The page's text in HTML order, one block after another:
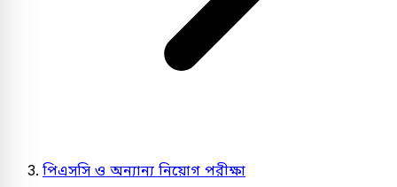
পিএসসি ও অন্যান্য নিয়োগ পরীক্ষা